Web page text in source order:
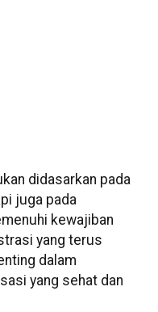
didasarkan pada
juga pada
kewajiban
yang terus
dalam
yang sehat dan